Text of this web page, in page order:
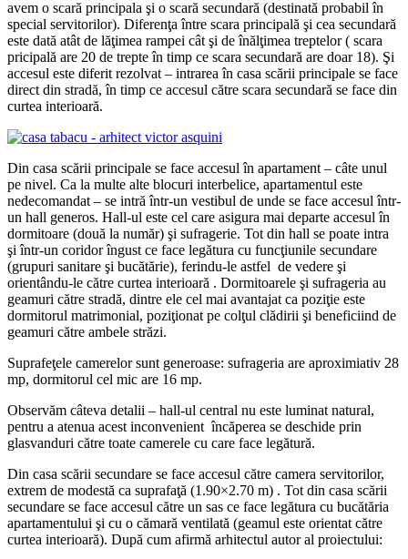
avem o scară principala şi o scară secundară (destinată probabil în
special servitorilor). Diferenţa între scara principală şi cea secundară
este dată atât de lăţimea rampei cât şi de înălţimea treptelor ( scara
pricipală are 20 de trepte în timp ce scara secundară are doar 18). Şi
accesul este diferit rezolvat – intrarea în casa scării principale se face
direct din stradă, în timp ce accesul către scara secundară se face din
curtea interioară.
Din casa scării principale se face accesul în apartament – câte unul
pe nivel. Ca la multe alte blocuri interbelice, apartamentul este
nedecomandat – se intră într-un vestibul de unde se face accesul într-
un hall generos. Hall-ul este cel care asigura mai departe accesul în
dormitoare (două la număr) şi sufragerie. Tot din hall se poate intra
şi într-un coridor îngust ce face legătura cu funcţiunile secundare
(grupuri sanitare şi bucătărie), ferindu-le astfel de vedere şi
orientându-le către curtea interioară . Dormitoarele şi sufrageria au
geamuri către stradă, dintre ele cel mai avantajat ca poziţie este
dormitorul matrimonial, poziţionat pe colţul clădirii şi beneficiind de
geamuri către ambele străzi.
Suprafeţele camerelor sunt generoase: sufrageria are aproximiativ 28
mp, dormitorul cel mic are 16 mp.
Observăm câteva detalii – hall-ul central nu este luminat natural,
pentru a atenua acest inconvenient încăperea se deschide prin
glasvanduri către toate camerele cu care face legătură.
Din casa scării secundare se face accesul către camera servitorilor,
extrem de modestă ca suprafaţă (1.90×2.70 m) . Tot din casa scării
secundare se face accesul către un sas ce face legătura cu bucătăria
apartamentului şi cu o cămară ventilată (geamul este orientat către
curtea interioară). După cum afirmă arhitectul autor al proiectului: